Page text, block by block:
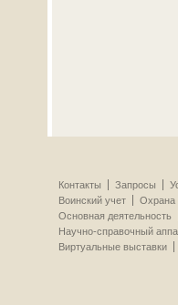
Контакты Запросы
Воинский учет
Охрана
Основная деятельность
Научно-справочный
Виртуальные выставки